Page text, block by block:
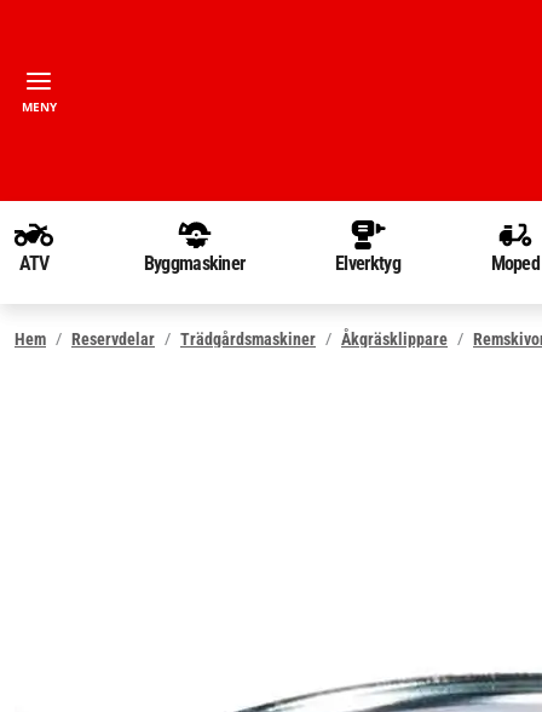
MENY
ATV Byggmaskiner Elverktyg Moped
Hem Reservdelar Trädgårdsmaskiner Åkgräsklippare